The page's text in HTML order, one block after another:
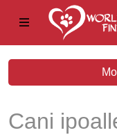
Cani